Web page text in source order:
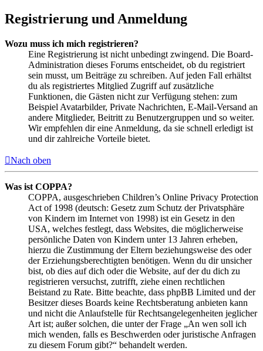
Registrierung und Anmeldung
Wozu muss ich mich registrieren?
Eine Registrierung ist nicht unbedingt zwingend. Die Board-
Administration dieses Forums entscheidet, ob du registriert
sein musst, um Beiträge zu schreiben. Auf jeden Fall erhältst
du als registriertes Mitglied Zugriff auf zusätzliche
Funktionen, die Gästen nicht zur Verfügung stehen: zum
Beispiel Avatarbilder, Private Nachrichten, E-Mail-Versand an
andere Mitglieder, Beitritt zu Benutzergruppen und so weiter.
Wir empfehlen dir eine Anmeldung, da sie schnell erledigt ist
und dir zahlreiche Vorteile bietet.
Nach oben
Was ist COPPA?
COPPA, ausgeschrieben Children’s Online Privacy Protection
Act of 1998 (deutsch: Gesetz zum Schutz der Privatsphäre
von Kindern im Internet von 1998) ist ein Gesetz in den
USA, welches festlegt, dass Websites, die möglicherweise
persönliche Daten von Kindern unter 13 Jahren erheben,
hierzu die Zustimmung der Eltern beziehungsweise des oder
der Erziehungsberechtigten benötigen. Wenn du dir unsicher
bist, ob dies auf dich oder die Website, auf der du dich zu
registrieren versuchst, zutrifft, ziehe einen rechtlichen
Beistand zu Rate. Bitte beachte, dass phpBB Limited und der
Besitzer dieses Boards keine Rechtsberatung anbieten kann
und nicht die Anlaufstelle für Rechtsangelegenheiten jeglicher
Art ist; außer solchen, die unter der Frage „An wen soll ich
mich wenden, falls es Beschwerden oder juristische Anfragen
zu diesem Forum gibt?“ behandelt werden.